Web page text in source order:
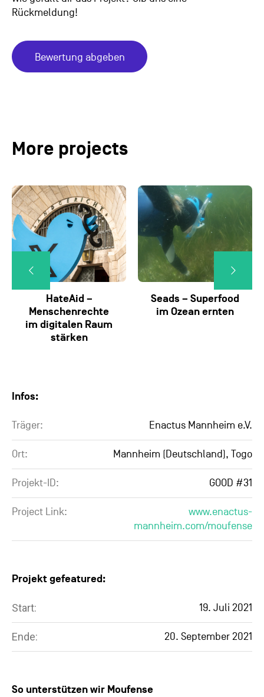
Rückmeldung!
Bewertung abgeben
More projects
HateAid –
Menschenrechte
im digitalen Raum
stärken
Seads – Superfood
im Ozean ernten
Infos:
Träger: Enactus Mannheim e.V.
Ort: Mannheim (Deutschland), Togo
Projekt-ID: GOOD #31
Project Link:
www.enactus-
mannheim.com/moufense
Projekt gefeatured:
Start: 19. Juli 2021
Ende: 20. September 2021
So unterstützen wir Moufense